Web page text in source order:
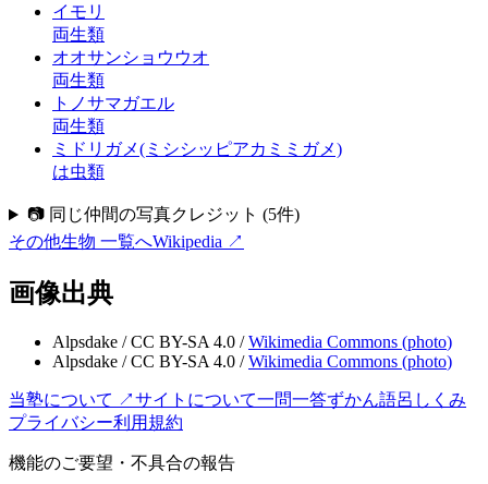
イモリ
両生類
オオサンショウウオ
両生類
トノサマガエル
両生類
ミドリガメ(ミシシッピアカミミガメ)
は虫類
📷 同じ仲間の写真クレジット (5件)
その他生物 一覧へWikipedia ↗
画像出典
Alpsdake /CC BY-SA 4.0 / Wikimedia Commons (photo)
Alpsdake /CC BY-SA 4.0 / Wikimedia Commons (photo)
当塾について ↗サイトについて一問一答ずかん語呂 しくみ
プライバシー利用規約
機能のご要望・不具合の報告